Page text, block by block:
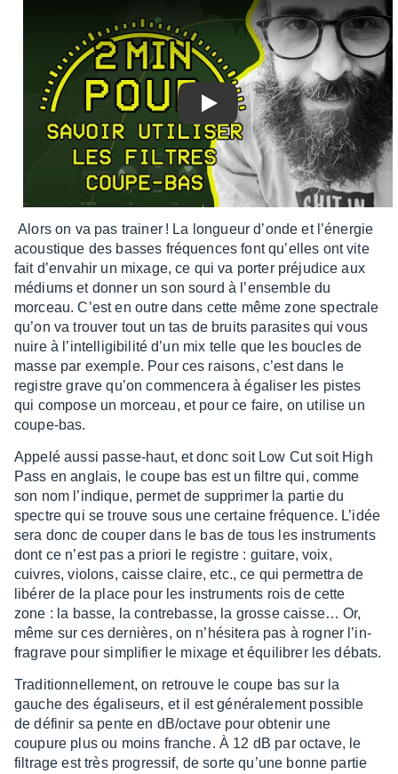
Play
Alors on va pas trai­ner ! La longueur d’onde et l’éner­gie
acous­tique des basses fréquences font qu’elles ont vite
fait d’en­va­hir un mixage, ce qui va porter préju­dice aux
médiums et donner un son sourd à l’en­semble du
morceau. C’est en outre dans cette même zone spec­trale
qu’on va trou­ver tout un tas de bruits para­sites qui vous
nuire à l’in­tel­li­gi­bi­lité d’un mix telle que les boucles de
masse par exemple. Pour ces raisons, c’est dans le
registre grave qu’on commen­cera à égali­ser les pistes
qui compose un morceau, et pour ce faire, on utilise un
coupe-bas.
Appelé aussi passe-haut, et donc soit Low Cut soit High
Pass en anglais, le coupe bas est un filtre qui, comme
son nom l’in­dique, permet de suppri­mer la partie du
spectre qui se trouve sous une certaine fréquence. L’idée
sera donc de couper dans le bas de tous les instru­ments
dont ce n’est pas a priori le registre : guitare, voix,
cuivres, violons, caisse claire, etc., ce qui permet­tra de
libé­rer de la place pour les instru­ments rois de cette
zone : la basse, la contre­basse, la grosse cais­se… Or,
même sur ces dernières, on n’hé­si­tera pas à rogner l’in­
fra­grave pour simpli­fier le mixage et équi­li­brer les débats.
Tradi­tion­nel­le­ment, on retrouve le coupe bas sur la
gauche des égali­seurs, et il est géné­ra­le­ment possible
de défi­nir sa pente en dB/octave pour obte­nir une
coupure plus ou moins franche. À 12 dB par octave, le
filtrage est très progres­sif, de sorte qu’une bonne partie